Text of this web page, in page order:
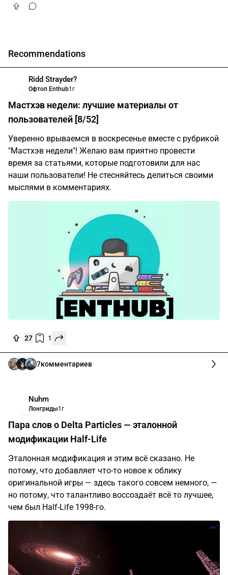
Recommendations
Ridd Strayder?
Офтоп Enthub1г
Мастхэв недели: лучшие материалы от
пользователей [8/52]
Уверенно врываемся в воскресенье вместе с рубрикой
"Мастхэв недели"! Желаю вам приятно провести
время за статьями, которые подготовили для нас
наши пользователи! Не стесняйтесь делиться своими
мыслями в комментариях.
27 1
7комментариев
Nuhm
Лонгриды1г
Пара слов о Delta Particles — эталонной
модификации Half-Life
Эталонная модификация и этим всё сказано. Не
потому, что добавляет что-то новое к облику
оригинальной игры — здесь такого совсем немного, —
но потому, что талантливо воссоздаёт всё то лучшее,
чем был Half-Life 1998-го.